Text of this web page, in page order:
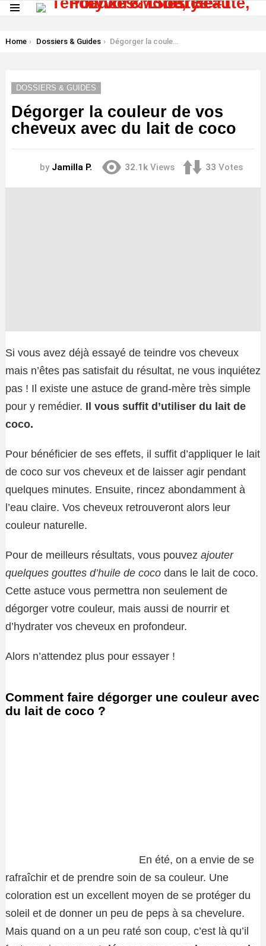
You are here:
Home Dossiers & Guides Dégorger la couleur de vos cheveux avec du lait de coco
DOSSIERS & GUIDES
Dégorger la couleur de vos
cheveux avec du lait de coco
by Jamilla P. 32.1k Views 33 Votes
Si vous avez déjà essayé de teindre vos cheveux
mais n’êtes pas satisfait du résultat, ne vous inquiétez
pas ! Il existe une astuce de grand-mère très simple
pour y remédier. Il vous suffit d’utiliser du lait de
coco.
Pour bénéficier de ses effets, il suffit d’appliquer le lait
de coco sur vos cheveux et de laisser agir pendant
quelques minutes. Ensuite, rincez abondamment à
l’eau claire. Vos cheveux retrouveront alors leur
couleur naturelle.
Pour de meilleurs résultats, vous pouvez ajouter
quelques gouttes d’huile de coco dans le lait de coco.
Cette astuce vous permettra non seulement de
dégorger votre couleur, mais aussi de nourrir et
d’hydrater vos cheveux en profondeur.
Alors n’attendez plus pour essayer !
Comment faire dégorger une couleur avec
du lait de coco ?
En été, on a envie de se
rafraîchir et de prendre soin de sa couleur. Une
coloration est un excellent moyen de se protéger du
soleil et de donner un peu de peps à sa chevelure.
Mais quand on a un peu raté son coup, c’est là qu’il